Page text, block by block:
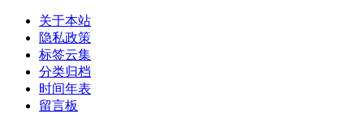
关于本站
隐私政策
标签云集
分类归档
时间年表
留言板